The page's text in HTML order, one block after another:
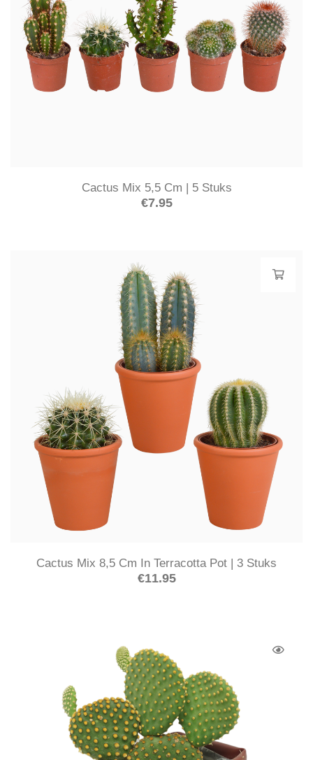
Cactus Mix 5,5 Cm | 5 Stuks
€7.95
Cactus Mix 8,5 Cm In Terracotta Pot | 3 Stuks
€11.95